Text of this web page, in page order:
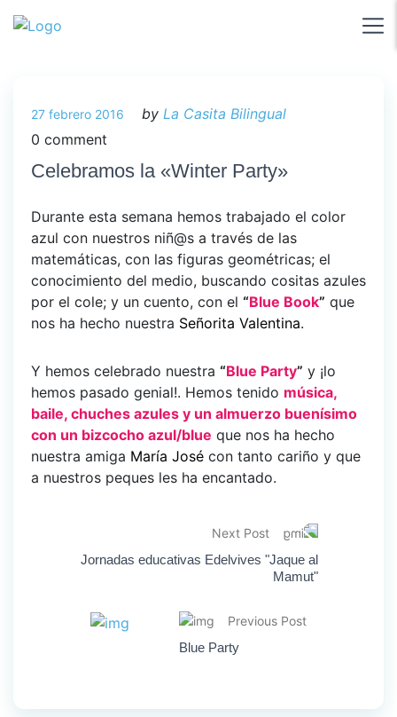
27 febrero 2016 by La Casita Bilingual
0 comment
Celebramos la «Winter Party»
Durante esta semana hemos trabajado el color
azul con nuestros niñ@s a través de las
matemáticas, con las figuras geométricas; el
conocimiento del medio, buscando cositas azules
por el cole; y un cuento, con el “Blue Book” que
nos ha hecho nuestra Señorita Valentina.
Y hemos celebrado nuestra “Blue Party” y ¡lo
hemos pasado genial!. Hemos tenido música,
baile, chuches azules y un almuerzo buenísimo
con un bizcocho azul/blue que nos ha hecho
nuestra amiga María José con tanto cariño y que
a nuestros peques les ha encantado.
Previous Post
Blue Party
Next Post
Jornadas educativas Edelvives "Jaque al
Mamut"